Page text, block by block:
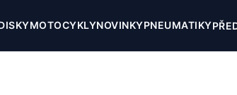
MOTOCYKLYNOVINKYPNEUMATIKY